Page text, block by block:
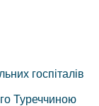
госпіталів
Туреччиною